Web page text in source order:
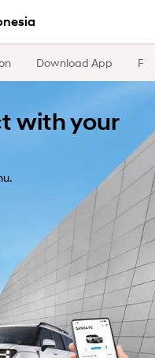
Download App
with your